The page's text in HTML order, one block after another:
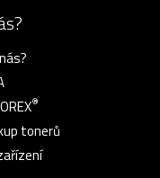
®
tonerů